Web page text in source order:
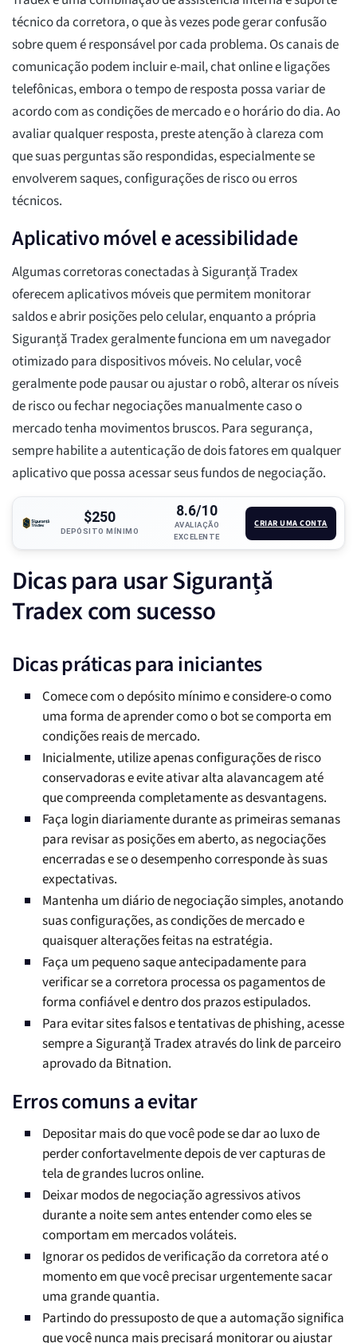
técnico da corretora, o que às vezes pode gerar confusão
sobre quem é responsável por cada problema. Os canais de
comunicação podem incluir e-mail, chat online e ligações
telefônicas, embora o tempo de resposta possa variar de
acordo com as condições de mercado e o horário do dia. Ao
avaliar qualquer resposta, preste atenção à clareza com
que suas perguntas são respondidas, especialmente se
envolverem saques, configurações de risco ou erros
técnicos.
Aplicativo móvel e acessibilidade
Algumas corretoras conectadas à Siguranță Tradex
oferecem aplicativos móveis que permitem monitorar
saldos e abrir posições pelo celular, enquanto a própria
Siguranță Tradex geralmente funciona em um navegador
otimizado para dispositivos móveis. No celular, você
geralmente pode pausar ou ajustar o robô, alterar os níveis
de risco ou fechar negociações manualmente caso o
mercado tenha movimentos bruscos. Para segurança,
sempre habilite a autenticação de dois fatores em qualquer
aplicativo que possa acessar seus fundos de negociação.
$250
DEPÓSITO MÍNIMO
8.6/10
AVALIAÇÃO
EXCELENTE
CRIAR UMA CONTA
Dicas para usar Siguranță
Tradex com sucesso
Dicas práticas para iniciantes
Comece com o depósito mínimo e considere-o como
uma forma de aprender como o bot se comporta em
condições reais de mercado.
Inicialmente, utilize apenas configurações de risco
conservadoras e evite ativar alta alavancagem até
que compreenda completamente as desvantagens.
Faça login diariamente durante as primeiras semanas
para revisar as posições em aberto, as negociações
encerradas e se o desempenho corresponde às suas
expectativas.
Mantenha um diário de negociação simples, anotando
suas configurações, as condições de mercado e
quaisquer alterações feitas na estratégia.
Faça um pequeno saque antecipadamente para
verificar se a corretora processa os pagamentos de
forma confiável e dentro dos prazos estipulados.
Para evitar sites falsos e tentativas de phishing, acesse
sempre a Siguranță Tradex através do link de parceiro
aprovado da Bitnation.
Erros comuns a evitar
Depositar mais do que você pode se dar ao luxo de
perder confortavelmente depois de ver capturas de
tela de grandes lucros online.
Deixar modos de negociação agressivos ativos
durante a noite sem antes entender como eles se
comportam em mercados voláteis.
Ignorar os pedidos de verificação da corretora até o
momento em que você precisar urgentemente sacar
uma grande quantia.
Partindo do pressuposto de que a automação significa
que você nunca mais precisará monitorar ou ajustar